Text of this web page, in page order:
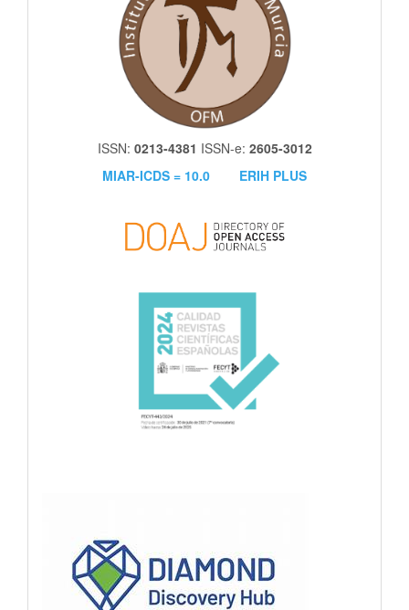
ISSN: 0213-4381 ISSN-e: 2605-3012
MIAR-ICDS = 10.0
ERIH PLUS